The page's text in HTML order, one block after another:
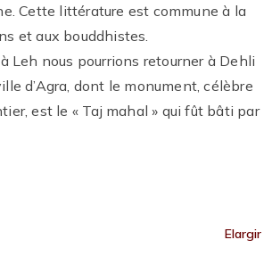
Cette littérature est commune à la
et aux bouddhistes.
Leh nous pourrions retourner à Dehli
d’Agra, dont le monument, célèbre
est le « Taj mahal » qui fût bâti par
Elargir